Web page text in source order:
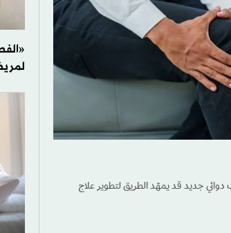
جديد قد يمهّد الطريق لتطوير علاج